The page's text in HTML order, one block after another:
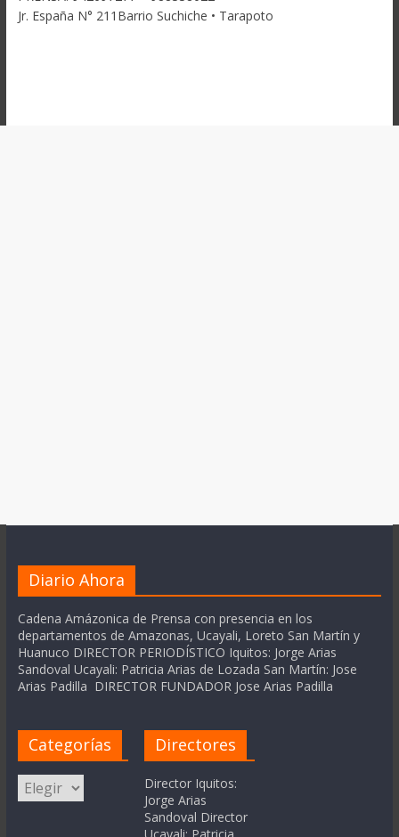
Jr. España N° 211Barrio Suchiche • Tarapoto
Diario Ahora
Cadena Amázonica de Prensa con presencia en los
departamentos de Amazonas, Ucayali, Loreto San Martín y
Huanuco DIRECTOR PERIODÍSTICO Iquitos: Jorge Arias
Sandoval Ucayali: Patricia Arias de Lozada San Martín: Jose
Arias Padilla DIRECTOR FUNDADOR Jose Arias Padilla
Categorías
Categorías
Directores
Director Iquitos:
Jorge Arias
Sandoval Director